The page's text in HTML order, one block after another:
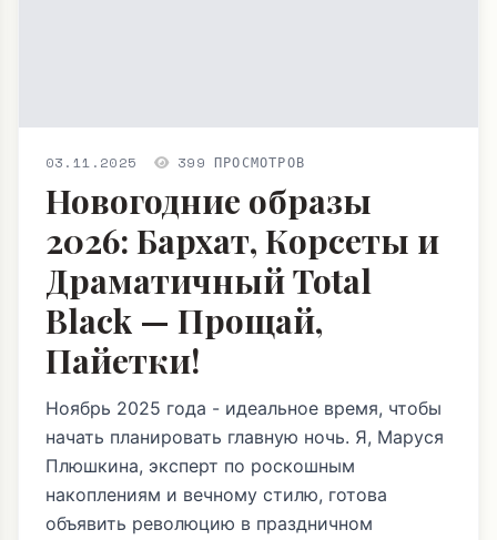
03.11.2025 399 ПРОСМОТРОВ
Новогодние образы
2026: Бархат, Корсеты и
Драматичный Total
Black — Прощай,
Пайетки!
Ноябрь 2025 года - идеальное время, чтобы
начать планировать главную ночь. Я, Маруся
Плюшкина, эксперт по роскошным
накоплениям и вечному стилю, готова
объявить революцию в праздничном